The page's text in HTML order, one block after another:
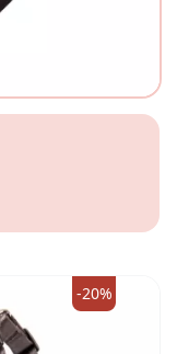
-20%